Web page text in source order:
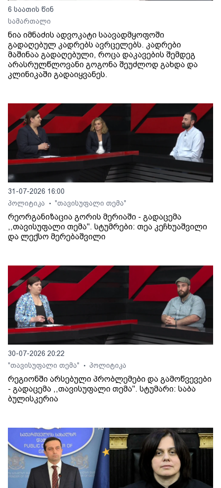
6 საათის წინ
სამართალი
ნია იმნაძის ადვოკატი საავადმყოფოში
გადაღებულ კადრებს ავრცელებს. კადრები
მაშინაა გადაღებული, როცა დაკავების შემდეგ
არასრულწლოვანი გოგონა შეუძლოდ გახდა და
კლინიკაში გადაიყვანეს.
31-07-2026 16:00
პოლიტიკა
• "თავისუფალი თემა"
რეორგანიზაცია გორის მერიაში - გადაცემა
,,თავისუფალი თემა". სტუმრები: თეა კეჩხუაშვილი
და ლექსო მერებაშვილი
30-07-2026 20:22
"თავისუფალი თემა"
• პოლიტიკა
რეგიონში არსებული პრობლემები და გამოწვევები
- გადაცემა ,,თავისუფალი თემა". სტუმარი: საბა
ბულისკერია